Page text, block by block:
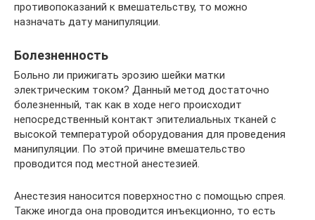
противопоказаний к вмешательству, то можно
назначать дату манипуляции.
Болезненность
Больно ли прижигать эрозию шейки матки
электрическим током? Данный метод достаточно
болезненный, так как в ходе него происходит
непосредственный контакт эпителиальных тканей с
высокой температурой оборудования для проведения
манипуляции. По этой причине вмешательство
проводится под местной анестезией.
Анестезия наносится поверхностно с помощью спрея.
Также иногда она проводится инъекционно, то есть